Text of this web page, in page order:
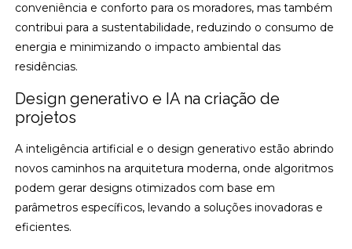
conveniência e conforto para os moradores, mas também
contribui para a sustentabilidade, reduzindo o consumo de
energia e minimizando o impacto ambiental das
residências.
Design generativo e IA na criação de
projetos
A inteligência artificial e o design generativo estão abrindo
novos caminhos na arquitetura moderna, onde algoritmos
podem gerar designs otimizados com base em
parâmetros específicos, levando a soluções inovadoras e
eficientes.